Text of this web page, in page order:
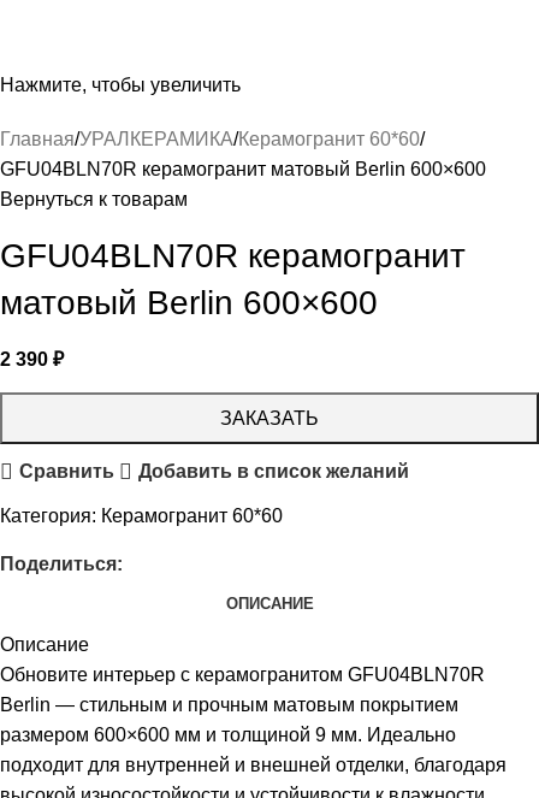
Нажмите, чтобы увеличить
Главная УРАЛКЕРАМИКА Керамогранит 60*60
GFU04BLN70R керамогранит матовый Berlin 600×600
Вернуться к товарам
GFU04BLN70R керамогранит
матовый Berlin 600×600
2 390 ₽
ЗАКАЗАТЬ
Сравнить Добавить в список желаний
Категория: Керамогранит 60*60
Поделиться:
ОПИСАНИЕ
Описание
Обновите интерьер с керамогранитом GFU04BLN70R
Berlin — стильным и прочным матовым покрытием
размером 600×600 мм и толщиной 9 мм. Идеально
подходит для внутренней и внешней отделки, благодаря